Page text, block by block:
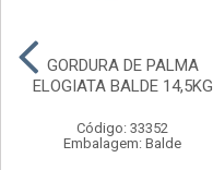
GORDURA DE PALMA
ELOGIATA BALDE 14,5KG
Código: 33352
Embalagem: Balde